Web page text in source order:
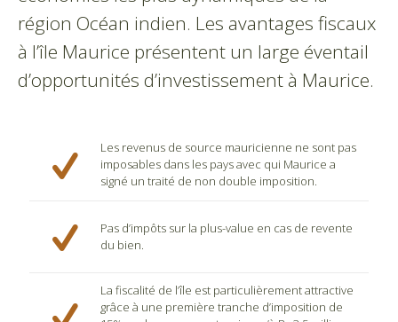
région Océan indien. Les avantages fiscaux
à l’île Maurice présentent un large éventail
d’opportunités d’investissement à Maurice.
Les revenus de source mauricienne ne sont pas
imposables dans les pays avec qui Maurice a
signé un traité de non double imposition.
Pas d’impôts sur la plus-value en cas de revente
du bien.
La fiscalité de l’île est particulièrement attractive
grâce à une première tranche d’imposition de